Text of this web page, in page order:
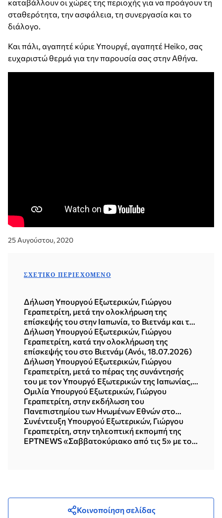
καταβάλλουν οι χώρες της περιοχής για να προάγουν τη
σταθερότητα, την ασφάλεια, τη συνεργασία και το
διάλογο.
Και πάλι, αγαπητέ κύριε Υπουργέ, αγαπητέ Heiko, σας
ευχαριστώ θερμά για την παρουσία σας στην Αθήνα.
25 Αυγούστου, 2020
ΣΧΕΤΙΚΌ ΠΕΡΙΕΧΌΜΕΝΟ
Δήλωση Υπουργού Εξωτερικών, Γιώργου
Γεραπετρίτη, μετά την ολοκλήρωση της
επίσκεψής του στην Ιαπωνία, το Βιετνάμ και τη
Δημοκρατία της Κορέας (Σεούλ, 21.07.2026)
Δήλωση Υπουργού Εξωτερικών, Γιώργου
Γεραπετρίτη, κατά την ολοκλήρωση της
επίσκεψής του στο Βιετνάμ (Ανόι, 18.07.2026)
Δήλωση Υπουργού Εξωτερικών, Γιώργου
Γεραπετρίτη, μετά το πέρας της συνάντησής
του με τον Υπουργό Εξωτερικών της Ιαπωνίας,
Toshimitsu Motegi (Τόκυο, 16.07.2026)
Ομιλία Υπουργού Εξωτερικών, Γιώργου
Γεραπετρίτη, στην εκδήλωση του
Πανεπιστημίου των Ηνωμένων Εθνών στο
Τόκυο, με θέμα «Η νέα πολυπολική διεθνής
τάξη πραγμάτων» (15.07.2026)
Συνέντευξη Υπουργού Εξωτερικών, Γιώργου
Γεραπετρίτη, στην τηλεοπτική εκπομπή της
ΕΡΤNEWS «Σαββατοκύριακο από τις 5» με τον
Κοινοποίηση σελίδας